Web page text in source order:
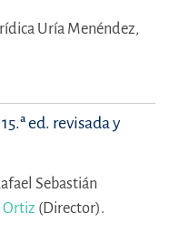
Uría Menéndez,
ed. revisada y
Sebastián
Ortiz (Director).